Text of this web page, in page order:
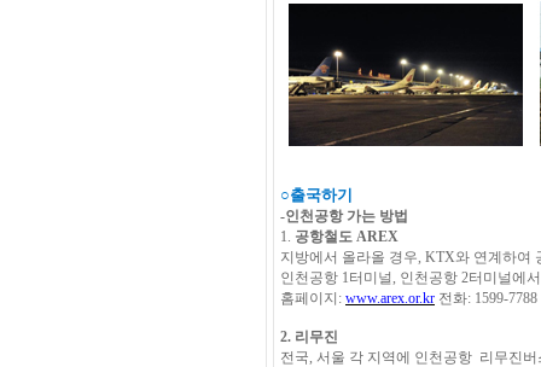
○출국하기
-인천공항 가는 방법
1. 공항철도 AREX
지방에서 올라올 경우, KTX와 연계하여
인천공항 1터미널, 인천공항 2터미널에
홈페이지 : www.arex.or.kr 전화: 1599-7788
2. 리무진
전국, 서울 각 지역에 인천공항 리무진